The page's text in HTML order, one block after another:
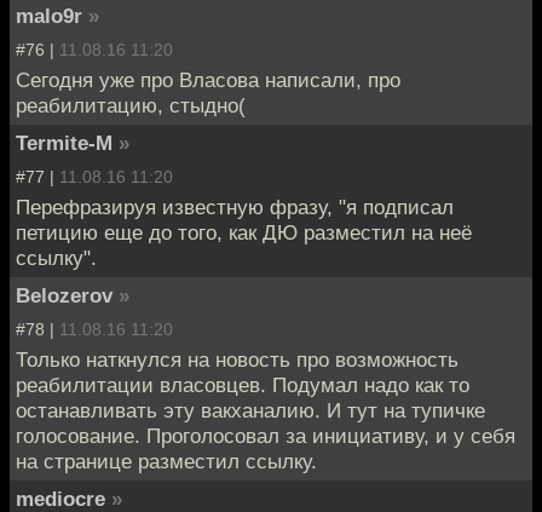
malo9r »
#76 | 11.08.16 11:20
Сегодня уже про Власова написали, про
реабилитацию, стыдно(
Termite-M »
#77 | 11.08.16 11:20
Перефразируя известную фразу, "я подписал
петицию еще до того, как ДЮ разместил на неё
ссылку".
Belozerov »
#78 | 11.08.16 11:20
Только наткнулся на новость про возможность
реабилитации власовцев. Подумал надо как то
останавливать эту вакханалию. И тут на тупичке
голосование. Проголосовал за инициативу, и у себя
на странице разместил ссылку.
mediocre »